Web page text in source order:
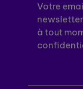
Votre
à tout